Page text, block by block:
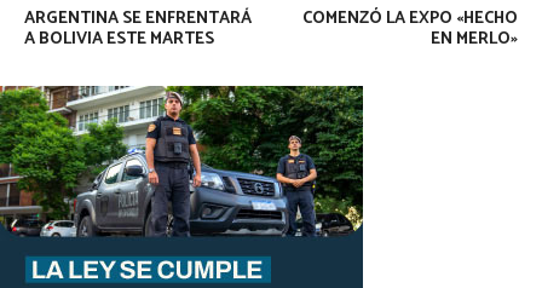
ARGENTINA SE ENFRENTARÁ
A BOLIVIA ESTE MARTES
COMENZÓ LA EXPO «HECHO
EN MERLO»